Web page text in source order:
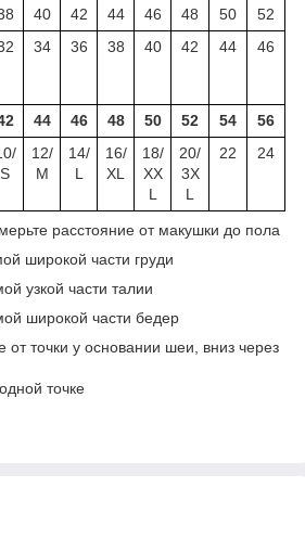
40 42 44 46 48 50
52
34 36 38 40 42 44 46
44 46 48 50 52 54
56
S
12/
M
14/
L
16/
XL
18/
XX
L
20/
3X
L
22 24
расcтояние от макушки до пола
широкой части груди
узкой части талии
широкой части бедер
от точки у основании шеи, вниз через
точке